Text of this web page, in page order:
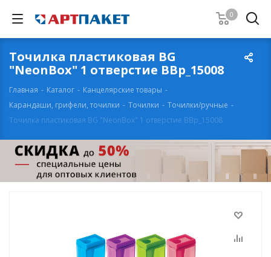
0
Точилка пластиковая BG
"NeonBox" 1 отверстие BBp_15008
Главная - Каталог - Канцелярские товары -
Карандаши, грифели, точилки - Точилки - Точилки/ручные -
Точилка пластиковая BG "NeonBox" 1 отверстие BBp_15008